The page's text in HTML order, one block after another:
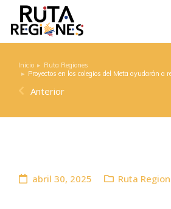
Estás aquí:
Inicio
Ruta Regiones
Proyectos en los colegios del Meta ayudarán a
Anterior
abril 30, 2025 Ruta